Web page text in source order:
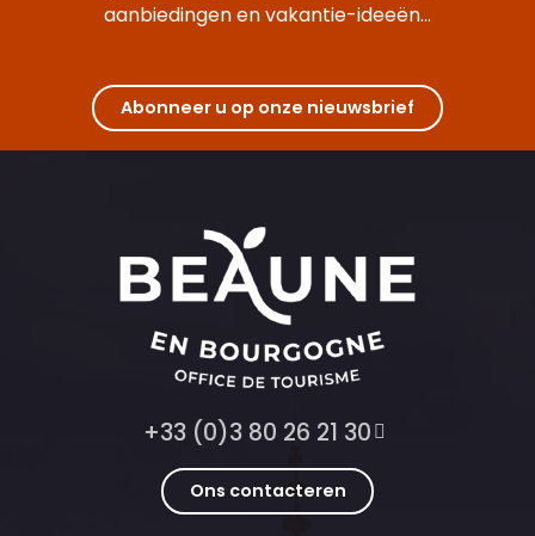
aanbiedingen en vakantie-ideeën...
Abonneer u op onze nieuwsbrief
+33 (0)3 80 26 21 30
Ons contacteren